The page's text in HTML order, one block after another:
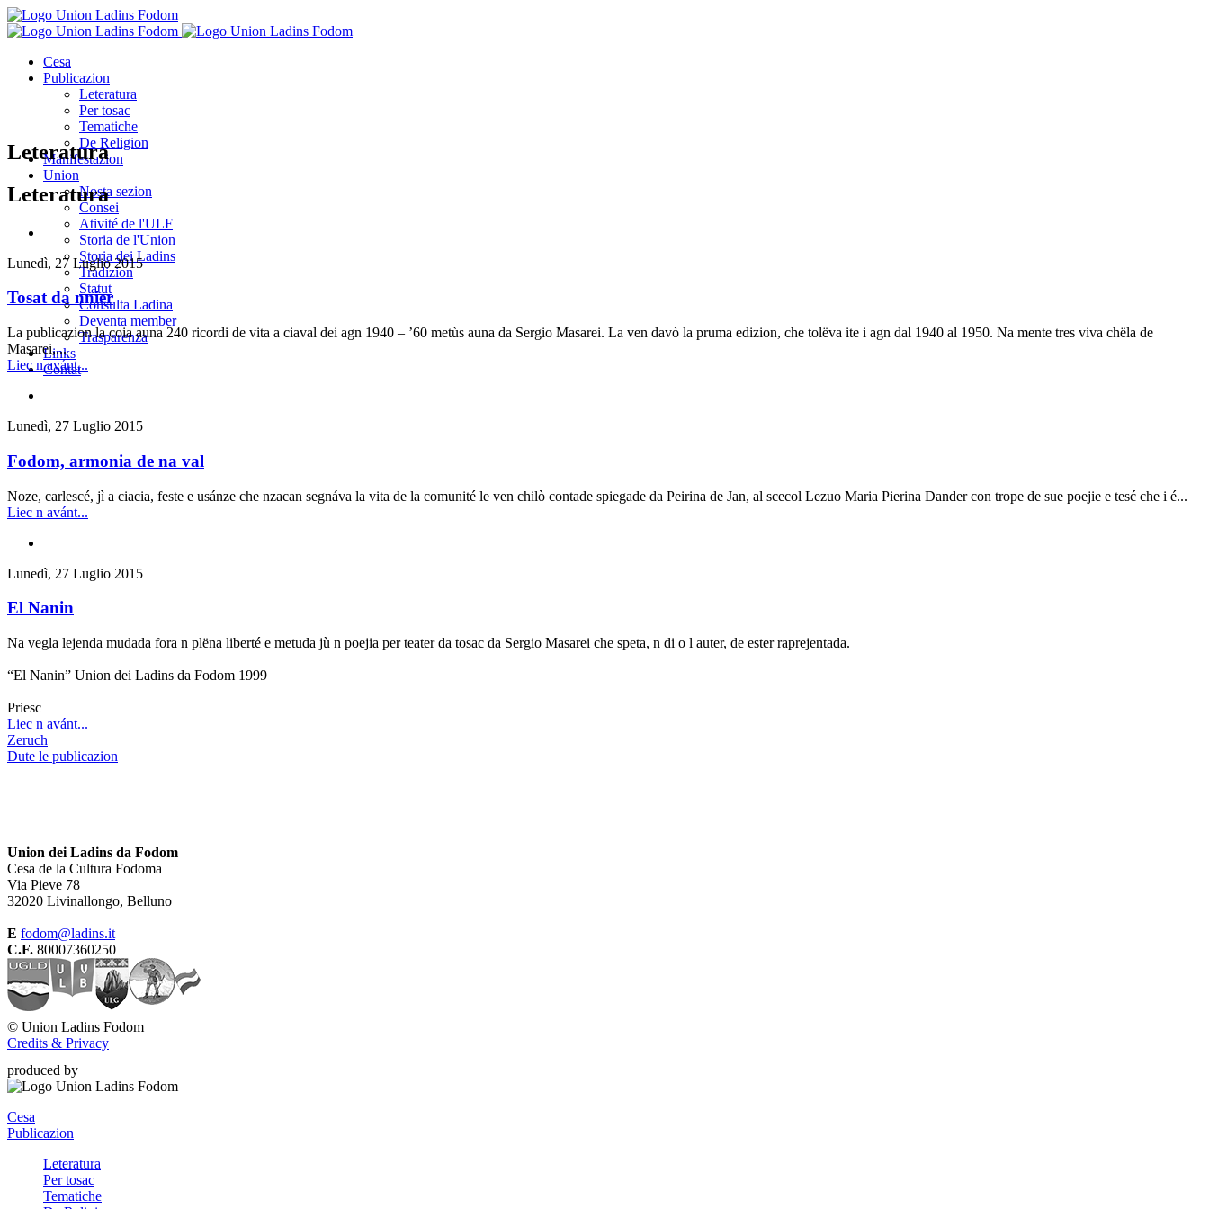
Cesa
Publicazion
Leteratura
Per tosac
Tematiche
De Religion
Manifestazion
Union
Nosta sezion
Consei
Ativité de l'ULF
Storia de l'Union
Storia dei Ladins
Tradizion
Statut
Consulta Ladina
Deventa member
Trasparenza
Links
Contat
Leteratura
Leteratura
Lunedì, 27 Luglio 2015
Tosat da nnier
La publicazion la coia auna 240 ricordi de vita a ciaval dei agn 1940 – ’60 metùs auna da Sergio Masarei. La ven davò la pruma edizion, che tolëva ite i agn dal 1940 al 1950. Na mente tres viva chëla de
Masarei,...
Liec n avánt...
Lunedì, 27 Luglio 2015
Fodom, armonia de na val
Noze, carlescé, jì a ciacia, feste e usánze che nzacan segnáva la vita de la comunité le ven chilò contade spiegade da Peirina de Jan, al scecol Lezuo Maria Pierina Dander con trope de sue poejie e tesć che i é...
Liec n avánt...
Lunedì, 27 Luglio 2015
El Nanin
Na vegla lejenda mudada fora n plëna liberté e metuda jù n poejia per teater da tosac da Sergio Masarei che speta, n di o l auter, de ester raprejentada.
“El Nanin” Union dei Ladins da Fodom 1999
Priesc
Liec n avánt...
Zeruch
Dute le publicazion
Union dei Ladins da Fodom
Cesa de la Cultura Fodoma
Via Pieve 78
32020 Livinallongo, Belluno
E fodom@ladins.it
C.F. 80007360250
© Union Ladins Fodom
Credits & Privacy
produced by
Cesa
Publicazion
Leteratura
Per tosac
Tematiche